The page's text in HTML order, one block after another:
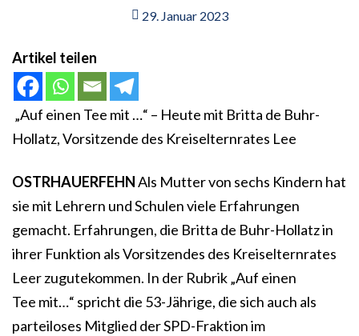
29. Januar 2023
Artikel teilen
„Auf einen Tee mit …“ – Heute mit Britta de Buhr-
Hollatz, Vorsitzende des Kreiselternrates Lee
OSTRHAUERFEHNAls Mutter von sechs Kindern hat
sie mit Lehrern und Schulen viele Erfahrungen
gemacht. Erfahrungen, die Britta de Buhr-Hollatz in
ihrer Funktion als Vorsitzendes des Kreiselternrates
Leer zugutekommen. In der Rubrik „Auf einen
Tee mit…“ spricht die 53-Jährige, die sich auch als
parteiloses Mitglied der SPD-Fraktion im